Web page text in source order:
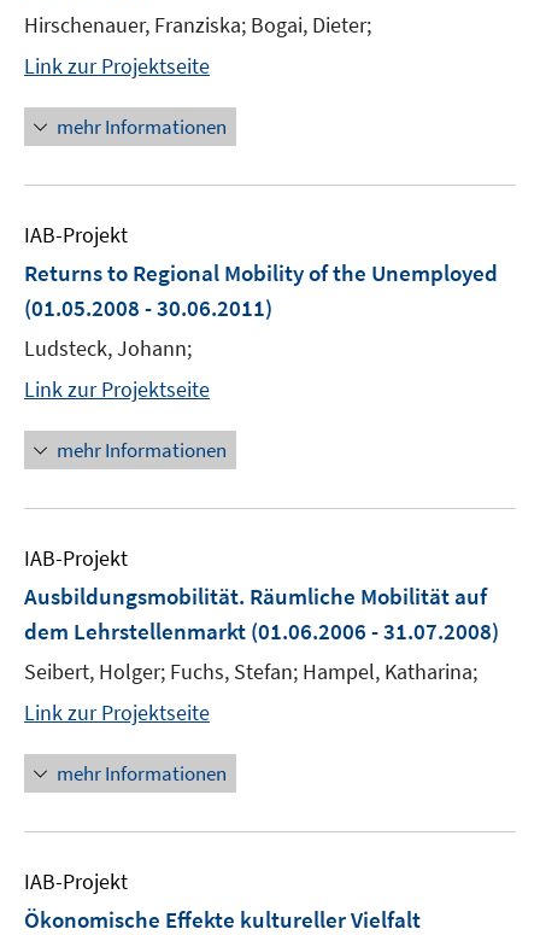
Hirschenauer, Franziska; Bogai, Dieter;
Link zur Projektseite
mehr Informationen
IAB-Projekt
Returns to Regional Mobility of the Unemployed
(01.05.2008 - 30.06.2011)
Ludsteck, Johann;
Link zur Projektseite
mehr Informationen
IAB-Projekt
Ausbildungsmobilität. Räumliche Mobilität auf
dem Lehrstellenmarkt (01.06.2006 - 31.07.2008)
Seibert, Holger; Fuchs, Stefan; Hampel, Katharina;
Link zur Projektseite
mehr Informationen
IAB-Projekt
Ökonomische Effekte kultureller Vielfalt